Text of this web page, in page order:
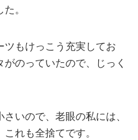
。
ツもけっこう充実してお
のっていたので、じっく
いので、老眼の私には、
れも全捨てです。